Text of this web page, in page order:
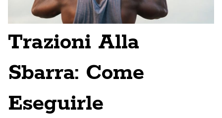
Trazioni Alla
Sbarra: Come
Eseguirle